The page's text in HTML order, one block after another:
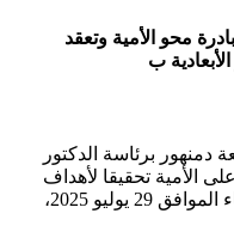
محو الأمية وتعقد
دمنهور برئاسة الدكتور
الأمية تحقيقا لأهداف
التنمية المستدامة، انطلقت اليوم الثلاثاء الموافق 29 يوليو 2025،